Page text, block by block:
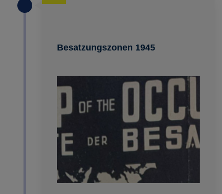
Besatzungszonen 1945